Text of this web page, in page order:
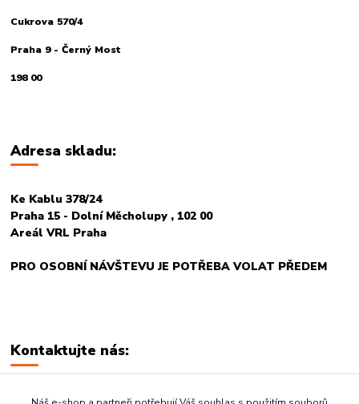
Cukrova 570/4
Praha 9 - Černý Most
198 00
Adresa skladu:
Ke Kablu 378/24
Praha 15 - Dolní Měcholupy , 102 00
Areál VRL Praha
PRO OSOBNÍ NÁVŠTEVU JE POTŘEBA VOLAT PŘEDEM
Kontaktujte nás:
+420 774 678 717